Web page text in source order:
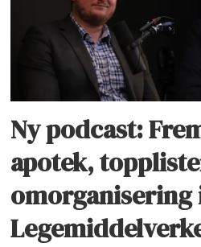
Ny podcast:
apotek,
omorganisering